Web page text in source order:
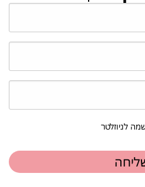
לניוזלטר